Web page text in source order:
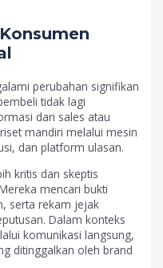
perubahan signifikan
tidak lagi
dari sales atau
mandiri melalui mesin
dan platform ulasan.
kritis dan skeptis
mencari bukti
serta rekam jejak
Dalam konteks
komunikasi langsung,
ditinggalkan oleh brand